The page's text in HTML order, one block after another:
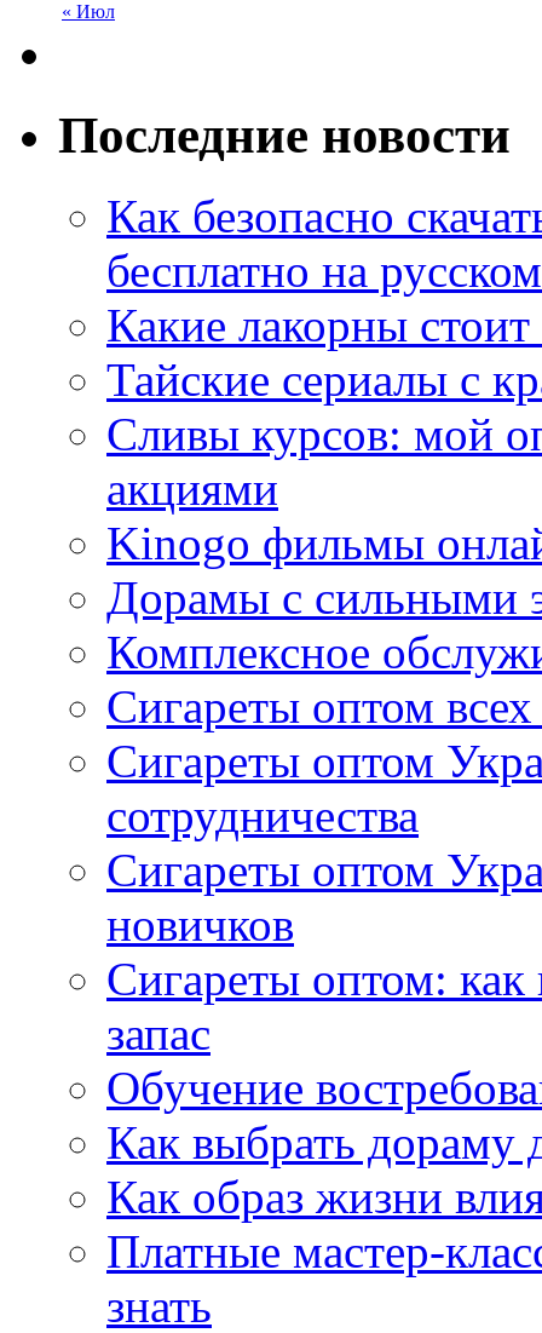
« Июл
Последние новости
Как безопасно
бесплатно на
Какие лакорны
Тайские сериалы с
Сливы курсов: мой
акциями
Kinogo фильмы
Дорамы с сильными
Комплексное
Сигареты оптом
Сигареты оптом
сотрудничества
Сигареты оптом
новичков
Сигареты оптом:
запас
Обучение
Как выбрать дораму
Как образ жизни
Платные мастер-
знать